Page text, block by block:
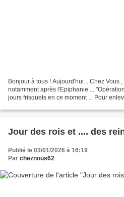
Bonjour à tous ! Aujourd'hui... Chez Vous
notamment après l'Epiphanie ...
jours frisquets en ce moment ... Pour
Jour des rois et .... des
Publié le 03/01/2026 à 16:19
Par cheznous62